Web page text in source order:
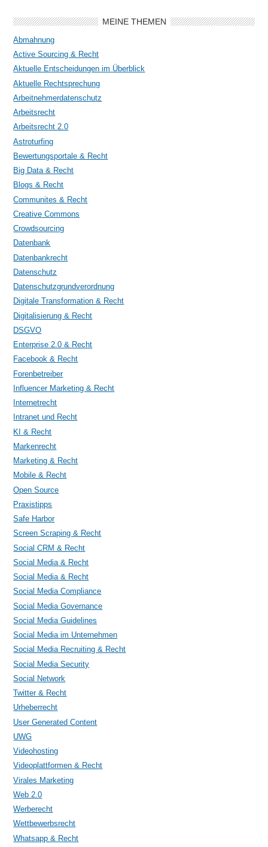
MEINE THEMEN
Abmahnung
Active Sourcing & Recht
Aktuelle Entscheidungen im Überblick
Aktuelle Rechtsprechung
Arbeitnehmerdatenschutz
Arbeitsrecht
Arbeitsrecht 2.0
Astroturfing
Bewertungsportale & Recht
Big Data & Recht
Blogs & Recht
Communites & Recht
Creative Commons
Crowdsourcing
Datenbank
Datenbankrecht
Datenschutz
Datenschutzgrundverordnung
Digitale Transformation & Recht
Digitalisierung & Recht
DSGVO
Enterprise 2.0 & Recht
Facebook & Recht
Forenbetreiber
Influencer Marketing & Recht
Internetrecht
Intranet und Recht
KI & Recht
Markenrecht
Marketing & Recht
Mobile & Recht
Open Source
Praxistipps
Safe Harbor
Screen Scraping & Recht
Social CRM & Recht
Social Media & Recht
Social Media & Recht
Social Media Compliance
Social Media Governance
Social Media Guidelines
Social Media im Unternehmen
Social Media Recruiting & Recht
Social Media Security
Social Network
Twitter & Recht
Urheberrecht
User Generated Content
UWG
Videohosting
Videoplattformen & Recht
Virales Marketing
Web 2.0
Werberecht
Wettbewerbsrecht
Whatsapp & Recht